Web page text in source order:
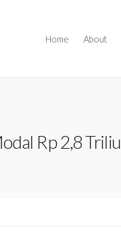
Home About
Rp 2,8